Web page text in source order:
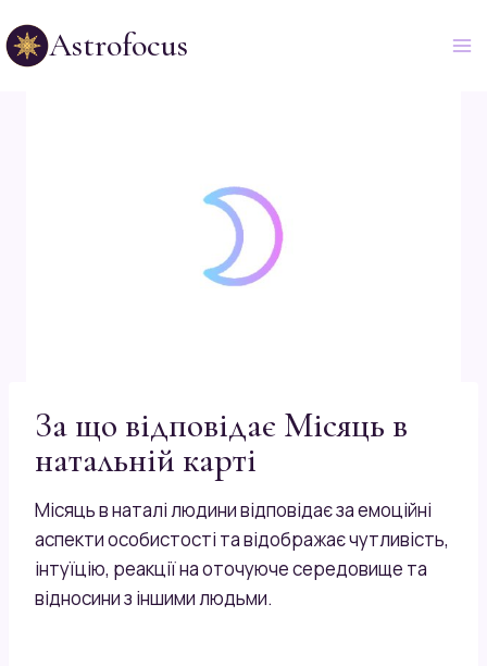
Astrofocus
За що відповідає Місяць в
натальній карті
Місяць в наталі людини відповідає за емоційні
аспекти особистості та відображає чутливість,
інтуїцію, реакції на оточуюче середовище та
відносини з іншими людьми.